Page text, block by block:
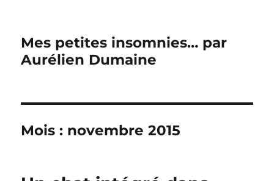
Mes petites insomnies… par
Aurélien Dumaine
Mois : novembre 2015